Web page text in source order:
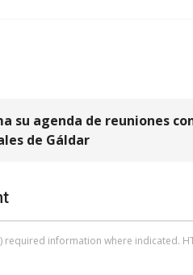
su agenda de reuniones
de Gáldar
required information where indicated.